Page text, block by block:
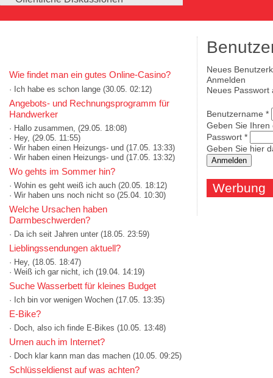
Wie findet man ein gutes Online-Casino?
· Ich habe es schon lange (30.05. 02:12)
Angebots- und Rechnungsprogramm für
Handwerker
· Hallo zusammen, (29.05. 18:08)
· Hey, (29.05. 11:55)
· Wir haben einen Heizungs- und (17.05. 13:33)
· Wir haben einen Heizungs- und (17.05. 13:32)
Wo gehts im Sommer hin?
· Wohin es geht weiß ich auch (20.05. 18:12)
· Wir haben uns noch nicht so (25.04. 10:30)
Welche Ursachen haben
Darmbeschwerden?
· Da ich seit Jahren unter (18.05. 23:59)
Lieblingssendungen aktuell?
· Hey, (18.05. 18:47)
· Weiß ich gar nicht, ich (19.04. 14:19)
Suche Wasserbett für kleines Budget
· Ich bin vor wenigen Wochen (17.05. 13:35)
E-Bike?
· Doch, also ich finde E-Bikes (10.05. 13:48)
Urnen auch im Internet?
· Doch klar kann man das machen (10.05. 09:25)
Schlüsseldienst auf was achten?
Haupt-Reiter
Neues
Anmelden
(aktiver Reiter)
Neues Passwort
Benutzername *
Geben Sie Ihren
Passwort *
Geben Sie hier
Werbung
Auswahlmöglichkeiten